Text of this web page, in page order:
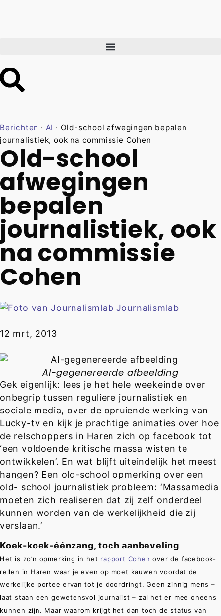
Berichten · AI · Old-school afwegingen bepalen
journalistiek, ook na commissie Cohen
Old-school
afwegingen
bepalen
journalistiek, ook
na commissie
Cohen
Journalismlab
12 mrt, 2013
AI-gegenereerde afbeelding
Gek eigenlijk: lees je het hele weekeinde over
onbegrip tussen reguliere journalistiek en
sociale media, over de opruiende werking van
Lucky-tv en kijk je prachtige animaties over hoe
de relschoppers in Haren zich op facebook tot
‘een voldoende kritische massa wisten te
ontwikkelen’. En wat blijft uiteindelijk het meest
hangen? Een old-school opmerking over een
old- school journalistiek probleem: ‘Massamedia
moeten zich realiseren dat zij zelf onderdeel
kunnen worden van de werkelijkheid die zij
verslaan.’
Koek-koek-éénzang, toch aanbeveling
Het is zo’n opmerking in het rapport Cohen over de facebook-
rellen in Haren waar je even op moet kauwen voordat de
werkelijke portee ervan tot je doordringt. Geen zinnig mens –
laat staan een gewetensvol journalist – zal het er mee oneens
kunnen zijn. Maar waarom krijgt het dan toch de status van